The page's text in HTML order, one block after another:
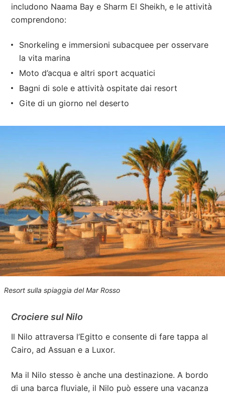
includono Naama Bay e Sharm El Sheikh, e le attività
comprendono:
Snorkeling e immersioni subacquee per osservare
la vita marina
Moto d’acqua e altri sport acquatici
Bagni di sole e attività ospitate dai resort
Gite di un giorno nel deserto
Resort sulla spiaggia del Mar Rosso
Crociere sul Nilo
Il Nilo attraversa l’Egitto e consente di fare tappa al
Cairo, ad Assuan e a Luxor.
Ma il Nilo stesso è anche una destinazione. A bordo
di una barca fluviale, il Nilo può essere una vacanza